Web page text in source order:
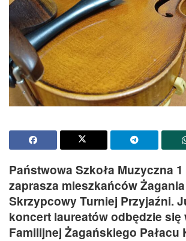
Państwowa Szkoła Muzyczna
zaprasza mieszkańców
Skrzypcowy Turniej Przyjaźni.
koncert laureatów odbędzie się
Familijnej Żagańskiego Pałacu